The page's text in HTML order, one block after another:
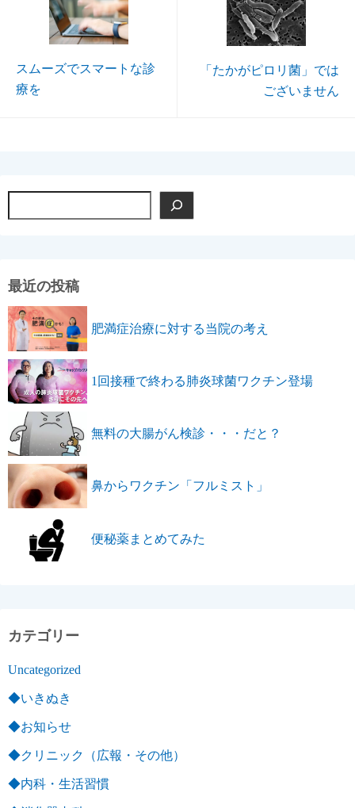
スムーズでスマートな診
療を
「たかがピロリ菌」では
ございません
索
最近の投稿
肥満症治療に対する当院の考え
1回接種で終わる肺炎球菌ワクチン登場
無料の大腸がん検診・・・だと？
鼻からワクチン「フルミスト」
便秘薬まとめてみた
カテゴリー
Uncategorized
◆いきぬき
◆お知らせ
◆クリニック（広報・その他）
◆内科・生活習慣